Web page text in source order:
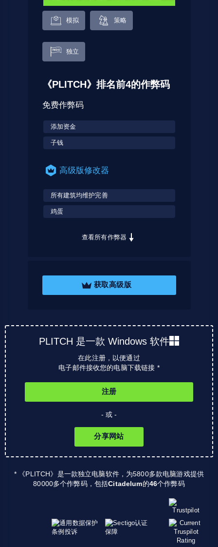
模拟 策略
独立
《PLITCH》排名前4的作弊码
免费作弊码
添加资金
子钱
高级版修改器
所有建筑均维护完善
鸡蛋
查看所有作弊器
获取高级版
PLITCH 是一款 Windows 软件
在此注册，以便通过
电子邮件接收您的电脑下载链接 *
注册
- 或 -
分享网站
* 《PLITCH》是一款独立电脑软件，为5800多款电脑游戏提供
80000多个作弊码，包括Citadelum的46个作弊码